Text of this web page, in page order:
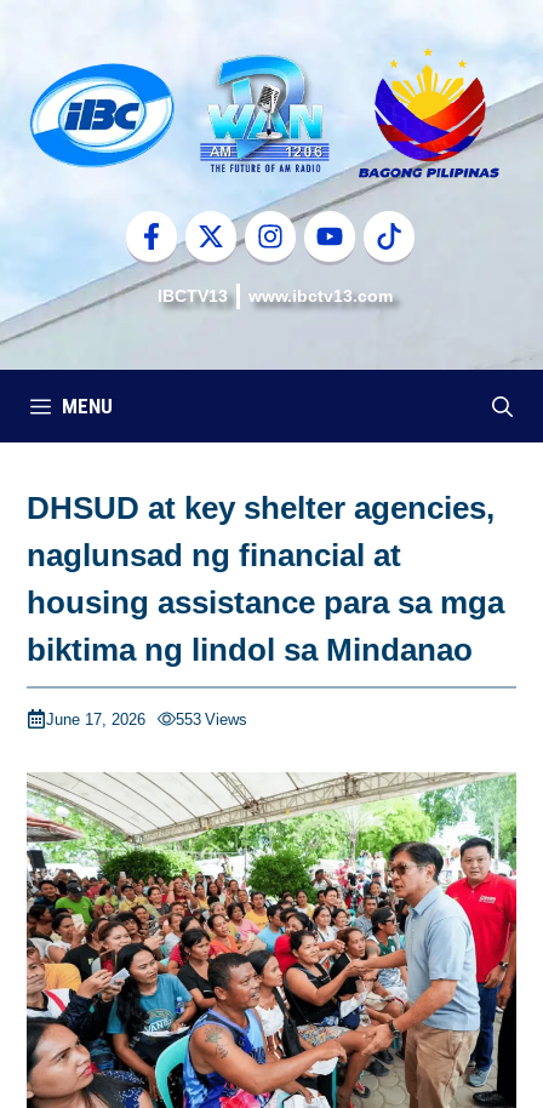
content
IBCTV13 www.ibctv13.com
MENU
DHSUD at key shelter agencies,
naglunsad ng financial at
housing assistance para sa mga
biktima ng lindol sa Mindanao
June 17, 2026 553 Views